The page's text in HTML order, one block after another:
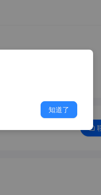
知道了